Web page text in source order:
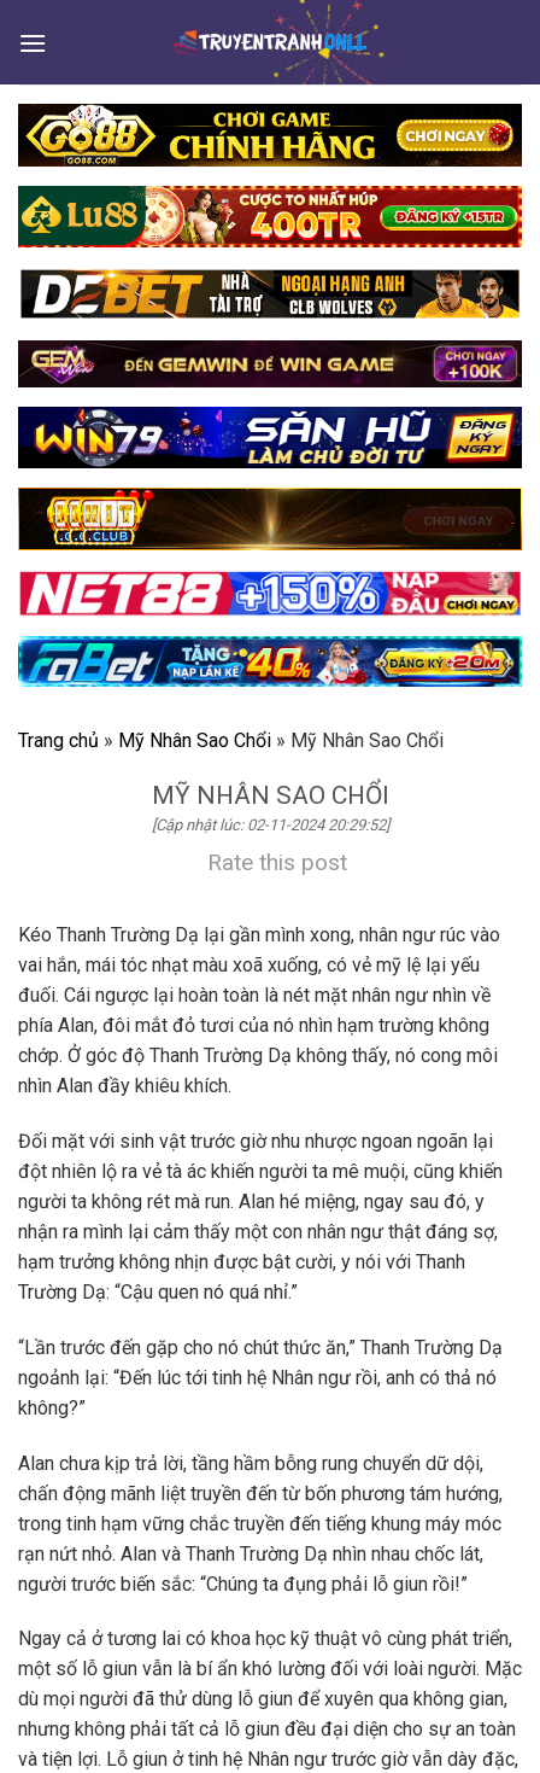
Trang chủ » Mỹ Nhân Sao Chổi » Mỹ Nhân Sao Chổi
MỸ NHÂN SAO CHỔI
[Cập nhật lúc: 02-11-2024 20:29:52]
Rate this post
Kéo Thanh Trường Dạ lại gần mình xong, nhân ngư rúc vào
vai hắn, mái tóc nhạt màu xoã xuống, có vẻ mỹ lệ lại yếu
đuối. Cái ngược lại hoàn toàn là nét mặt nhân ngư nhìn về
phía Alan, đôi mắt đỏ tươi của nó nhìn hạm trường không
chớp. Ở góc độ Thanh Trường Dạ không thấy, nó cong môi
nhìn Alan đầy khiêu khích.
Đối mặt với sinh vật trước giờ nhu nhược ngoan ngoãn lại
đột nhiên lộ ra vẻ tà ác khiến người ta mê muội, cũng khiến
người ta không rét mà run. Alan hé miệng, ngay sau đó, y
nhận ra mình lại cảm thấy một con nhân ngư thật đáng sợ,
hạm trưởng không nhịn được bật cười, y nói với Thanh
Trường Dạ: “Cậu quen nó quá nhỉ.”
“Lần trước đến gặp cho nó chút thức ăn,” Thanh Trường Dạ
ngoảnh lại: “Đến lúc tới tinh hệ Nhân ngư rồi, anh có thả nó
không?”
Alan chưa kịp trả lời, tầng hầm bỗng rung chuyển dữ dội,
chấn động mãnh liệt truyền đến từ bốn phương tám hướng,
trong tinh hạm vững chắc truyền đến tiếng khung máy móc
rạn nứt nhỏ. Alan và Thanh Trường Dạ nhìn nhau chốc lát,
người trước biến sắc: “Chúng ta đụng phải lỗ giun rồi!”
Ngay cả ở tương lai có khoa học kỹ thuật vô cùng phát triển,
một số lỗ giun vẫn là bí ẩn khó lường đối với loài người. Mặc
dù mọi người đã thử dùng lỗ giun để xuyên qua không gian,
nhưng không phải tất cả lỗ giun đều đại diện cho sự an toàn
và tiện lợi. Lỗ giun ở tinh hệ Nhân ngư trước giờ vẫn dày đặc,